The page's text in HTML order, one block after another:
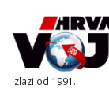
izlazi od 1991.